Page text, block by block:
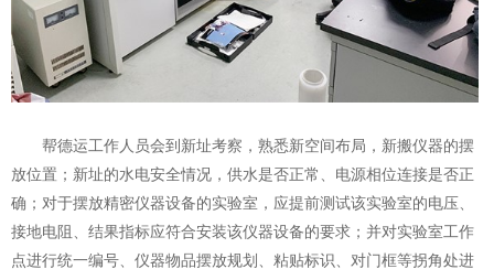
帮德运工作人员会到新址考察，熟悉新空间布局，新搬仪器的摆
放位置；新址的水电安全情况，供水是否正常、电源相位连接是否正
确；对于摆放精密仪器设备的实验室，应提前测试该实验室的电压、
接地电阻、结果指标应符合安装该仪器设备的要求；并对实验室工作
点进行统一编号、仪器物品摆放规划、粘贴标识、对门框等拐角处进